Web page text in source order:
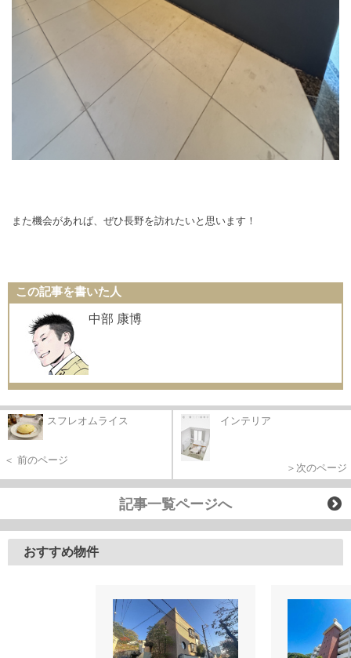
また機会があれば、ぜひ長野を訪れたいと思います！
この記事を書いた人
中部 康博
スフレオムライス
＜ 前のページ
インテリア
＞次のページ
記事一覧ページへ
おすすめ物件